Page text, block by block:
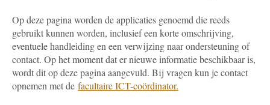
Op deze pagina worden de applicaties genoemd die reeds
gebruikt kunnen worden, inclusief een korte omschrijving,
eventuele handleiding en een verwijzing naar ondersteuning of
contact. Op het moment dat er nieuwe informatie beschikbaar is,
wordt dit op deze pagina aangevuld. Bij vragen kun je contact
opnemen met de facultaire ICT-coördinator.